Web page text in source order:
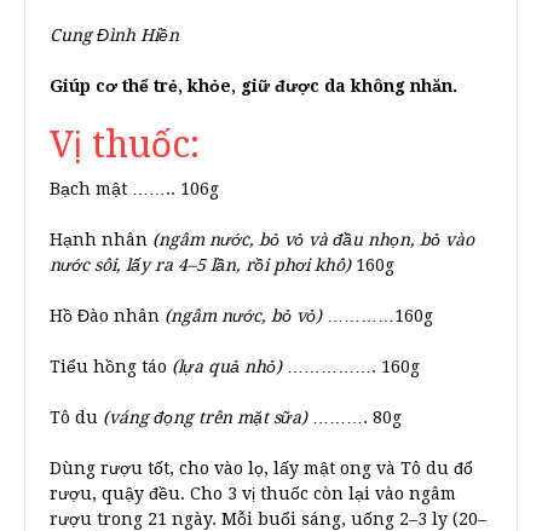
Cung Đình Hiền
Giúp cơ thể trẻ, khỏe, giữ được da không nhăn.
Vị thuốc:
Bạch mật …….. 106g
Hạnh nhân (ngâm nước, bỏ vỏ và đầu nhọn, bỏ vào
nước sôi, lấy ra 4–5 lần, rồi phơi khô)160g
Hồ Đào nhân (ngâm nước, bỏ vỏ)…………160g
Tiểu hồng táo (lựa quả nhỏ)……………. 160g
Tô du (váng đọng trên mặt sữa)………. 80g
Dùng rượu tốt, cho vào lọ, lấy mật ong và Tô du đổ
rượu, quậy đều. Cho 3 vị thuốc còn lại vào ngâm
rượu trong 21 ngày. Mỗi buổi sáng, uống 2–3 ly (20–